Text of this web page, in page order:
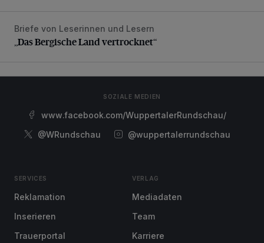
„Das Bergische Land vertrocknet“
Briefe von Leserinnen und Lesern
„Das Bergische Land vertrocknet“
SOZIALE MEDIEN
www.facebook.com/WuppertalerRundschau/
@WRundschau
@wuppertalerrundschau
SERVICES
Reklamation
Inserieren
Trauerportal
VERLAG
Mediadaten
Team
Karriere